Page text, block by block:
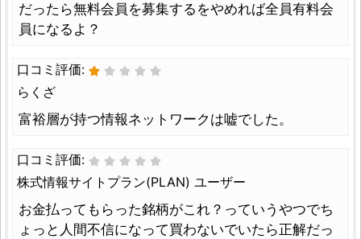
だったら無料会員を募集するをやめれば全員有料会
員になるよ？
口コミ評価:
らくざ
富裕層が持つ情報ネットワークは嘘でした。
口コミ評価:
株式情報サイトプラン(PLAN) ユーザー
お金払ってもらった銘柄がこれ？っていうやつでち
ょっと人間不信になって買わないでいたら正解だっ